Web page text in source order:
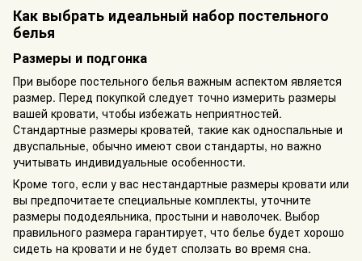
Как выбрать идеальный набор постельного
белья
Размеры и подгонка
При выборе постельного белья важным аспектом является
размер. Перед покупкой следует точно измерить размеры
вашей кровати, чтобы избежать неприятностей.
Стандартные размеры кроватей, такие как односпальные и
двуспальные, обычно имеют свои стандарты, но важно
учитывать индивидуальные особенности.
Кроме того, если у вас нестандартные размеры кровати или
вы предпочитаете специальные комплекты, уточните
размеры пододеяльника, простыни и наволочек. Выбор
правильного размера гарантирует, что белье будет хорошо
сидеть на кровати и не будет сползать во время сна.